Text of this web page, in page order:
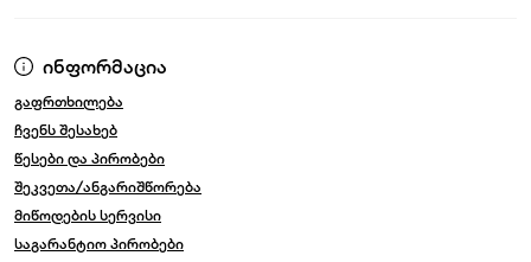
Capella TY-002B - კომპაქტური და მოსახერხებელი
ბავშვის საქანელა
მოწყობილობა დამზადებულია შეზლონგის სახით,
რომლის სავარძელი ფიქსირდება ორ თაღოვან
საყრდენზე. პროდუქტის მარტივად
ტრანსპორტირებისთვის, გამოიყენება დასაკეცი
დიზაინი.
ინფორმაცია
გაფრთხილება
ჩვენს შესახებ
წესები და პირობები
შეკვეთა/ანგარიშწორება
მიწოდების სერვისი
საგარანტიო პირობები